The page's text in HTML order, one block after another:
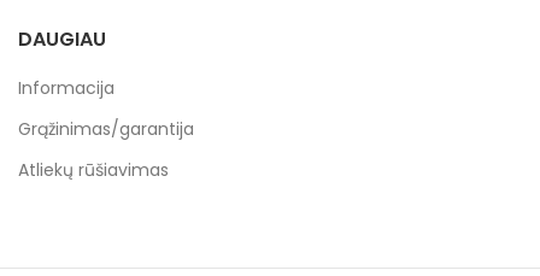
DAUGIAU
Informacija
Grąžinimas/garantija
Atliekų rūšiavimas